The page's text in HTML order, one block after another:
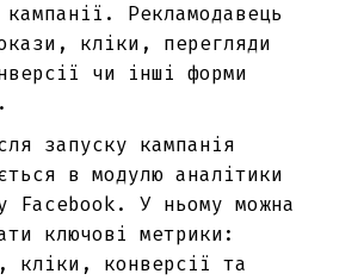
Рекламодавець
кліки, перегляди
чи інші форми
запуску кампанія
в модулю аналітики
Facebook. У ньому можна
ключові метрики:
кліки, конверсії та